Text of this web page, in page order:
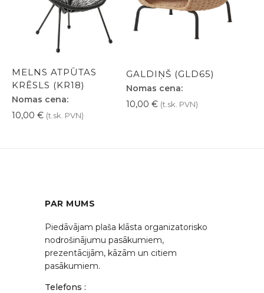
MELNS ATPŪTAS
KRĒSLS (KR18)
Nomas cena:
10,00 € (t.sk. PVN)
GALDIŅŠ (GLD65)
Nomas cena:
10,00 € (t.sk. PVN)
PAR MUMS
Piedāvājam plaša klāsta organizatorisko
nodrošinājumu pasākumiem,
prezentācijām, kāzām un citiem
pasākumiem.
Telefons :